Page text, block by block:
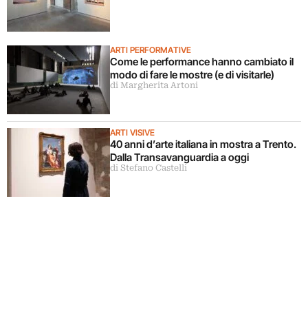
ARTI PERFORMATIVE
Come le performance hanno cambiato il
modo di fare le mostre (e di visitarle)
di Margherita Artoni
ARTI VISIVE
40 anni d’arte italiana in mostra a Trento.
Dalla Transavanguardia a oggi
di Stefano Castelli